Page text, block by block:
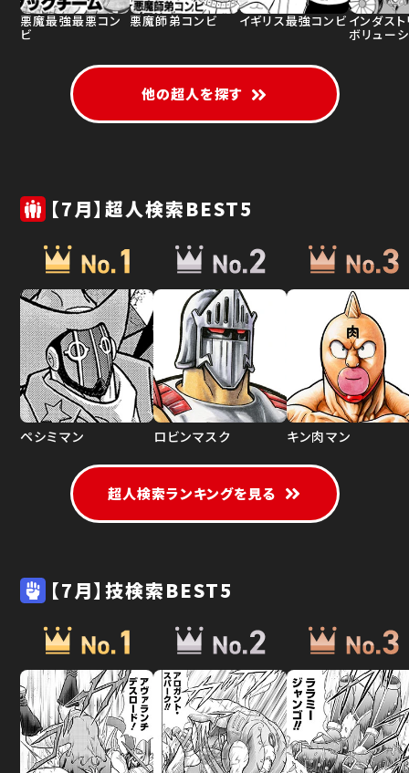
悪魔最強最悪コン
ビ
悪魔師弟コンビ イギリス最強コンビ インダス
ボリュー
他の超人を探す
【7月】超人検索BEST5
ペシミマン ロビンマスク キン肉マン
超人検索ランキングを見る
【7月】技検索BEST5